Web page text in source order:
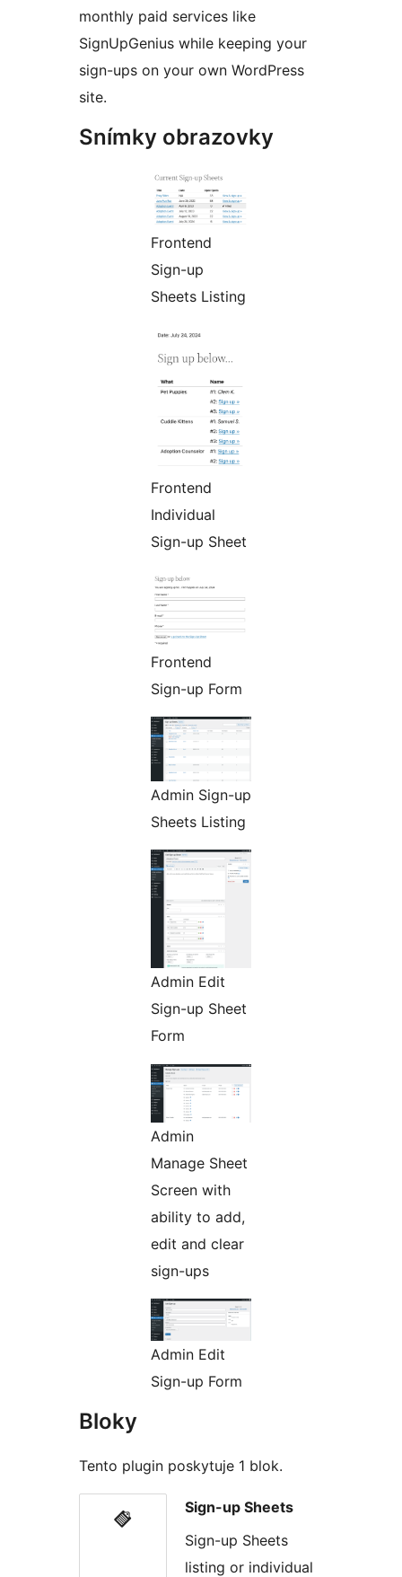
monthly paid services like
SignUpGenius while keeping your
sign-ups on your own WordPress
site.
Snímky obrazovky
Frontend
Sign-up
Sheets Listing
Frontend
Individual
Sign-up Sheet
Frontend
Sign-up Form
Admin Sign-up
Sheets Listing
Admin Edit
Sign-up Sheet
Form
Admin
Manage Sheet
Screen with
ability to add,
edit and clear
sign-ups
Admin Edit
Sign-up Form
Bloky
Tento plugin poskytuje 1 blok.
Sign-up Sheets
Sign-up Sheets
listing or individual